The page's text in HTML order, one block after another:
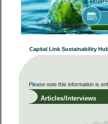
Capital Link Sustainability
Please note this information is
Articles/Interviews